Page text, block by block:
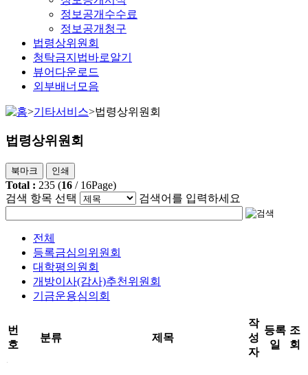
정보공개수수료
정보공개청구
법령상위원회
청탁금지법바로알기
뷰어다운로드
외부배너모음
>기타서비스>법령상위원회
법령상위원회
북마크 인쇄
Total : 235 (16 / 16Page)
검색 항목 선택
검색어를 입력하세요
전체
등록금심의위원회
대학평의원회
개방이사(감사)추천위원회
기금운용심의회
번
호
분류 제목
작
성
자
등록
일
조
회